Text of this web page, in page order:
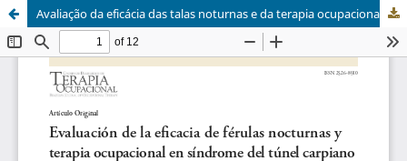
Avaliação da eficácia das talas noturnas e da terapia ocupacional na síndrome do túnel do carpo